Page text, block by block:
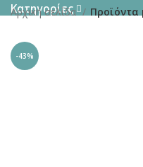
Κατηγορίες
Αρχική σελίδα Προϊόντα
-43%